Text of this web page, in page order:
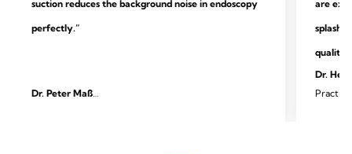
suction reduces the background noise in endoscopy
perfectly.”
Dr. Peter Maß
are
quality.”
Dr.